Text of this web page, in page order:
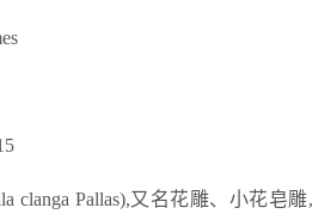
clanga Pallas),又名花雕、小花皂雕,